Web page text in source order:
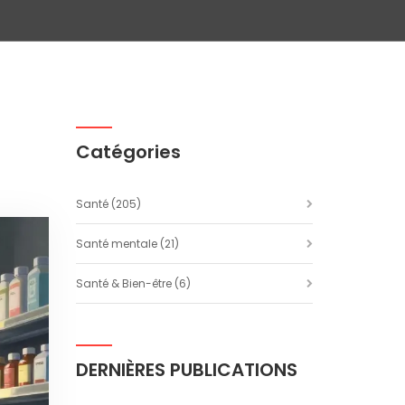
Catégories
Santé (205)
Santé mentale (21)
Santé & Bien-être (6)
DERNIÈRES PUBLICATIONS